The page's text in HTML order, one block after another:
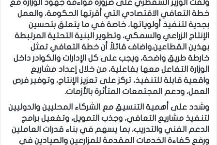
ولفت الوزير السقطري على ضرورة مواءمة جهود الوزارة مع
خطة التعافي الاقتصادي التي أقرتها الحكومة، والعمل
بجدية لتنفيذ أولوياتها، خاصة في ما يتعلق بتحسين
الإنتاج الزراعي والسمكي، وتطوير البنية التحتية المرتبطة
بهذين القطاعين.واضاف قائلاً أن خطة التعافي تمثل
خارطة طريق واضحة، ويجب على كل الإدارات والكوادر داخل
الوزارة التفاعل معها بفاعلية، من خلال إعداد مشاريع
واقعية قابلة للتنفيذ، تركز على تعزيز الإنتاج، وتوفير فرص
العمل، ودعم المجتمعات المتأثرة بالأزمات.
وشدد على أهمية التنسيق مع الشركاء المحليين والدوليين
لتنفيذ مشاريع التعافي، وجذب التمويل، وتفعيل برامج
الدعم الفني والتدريب، بما يسهم في بناء قدرات العاملين
ورفع كفاءة الخدمات المقدمة للمزارعين والصيادين في